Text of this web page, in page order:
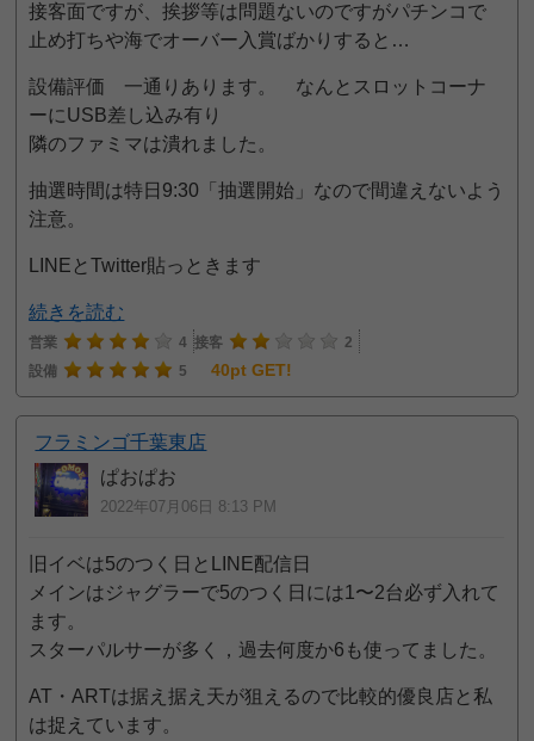
接客面ですが、挨拶等は問題ないのですがパチンコで
止め打ちや海でオーバー入賞ばかりすると…
設備評価 一通りあります。 なんとスロットコーナ
ーにUSB差し込み有り
隣のファミマは潰れました。
抽選時間は特日9:30「抽選開始」なので間違えないよう
注意。
LINEとTwitter貼っときます
続きを読む
営業 4 接客
2
設備
5 40pt GET!
フラミンゴ千葉東店
ぱおぱお
2022年07月06日 8:13 PM
旧イベは5のつく日とLINE配信日
メインはジャグラーで5のつく日には1〜2台必ず入れて
ます。
スターパルサーが多く，過去何度か6も使ってました。
AT・ARTは据え据え天が狙えるので比較的優良店と私
は捉えています。